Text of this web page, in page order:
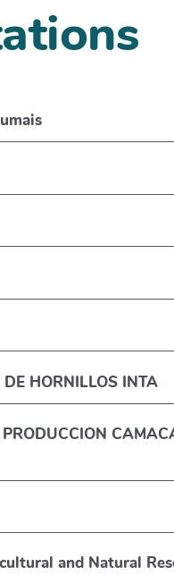
HORNILLOS INTA
and Natural